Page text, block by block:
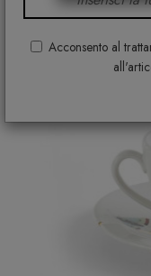
Acconsento al